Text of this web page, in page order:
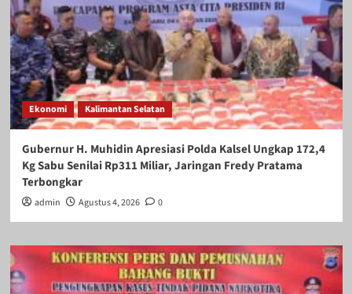
Ekonomi Kalimantan Selatan
Gubernur H. Muhidin Apresiasi Polda Kalsel Ungkap 172,4
Kg Sabu Senilai Rp311 Miliar, Jaringan Fredy Pratama
Terbongkar
admin Agustus 4, 2026 0